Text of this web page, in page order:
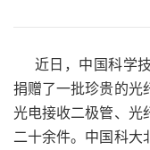
近日，中国科学
捐赠了一批珍贵的光
光电接收二极管、光
二十余件。中国科大